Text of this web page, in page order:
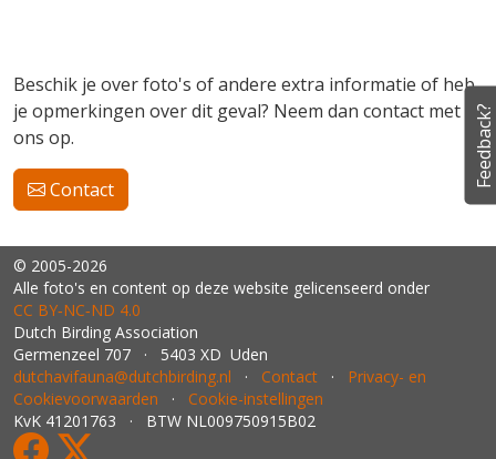
Beschik je over foto's of andere extra informatie of heb
je opmerkingen over dit geval? Neem dan contact met
ons op.
Contact
© 2005-2026
Alle foto's en content op deze website gelicenseerd onder
CC BY‑NC‑ND 4.0
Dutch Birding Association
Germenzeel 707 · 5403 XD Uden
dutchavifauna@dutchbirding.nl · Contact · Privacy- en
Cookievoorwaarden · Cookie-instellingen
KvK 41201763 · BTW NL009750915B02
Feedback?